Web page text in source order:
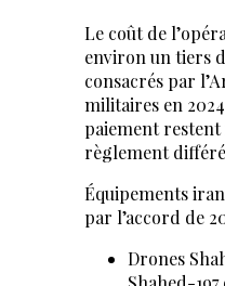
Le coût de
environ un tiers
consacrés par
militaires en
paiement restent
règlement
Équipements
par l’accord de
Drones